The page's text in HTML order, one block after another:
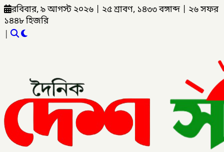
রবিবার, ৯ আগস্ট ২০২৬ ২৫ শ্রাবণ, ১৪৩৩ বঙ্গাব্দ
২৬ সফর
১৪৪৮ হিজরি
|